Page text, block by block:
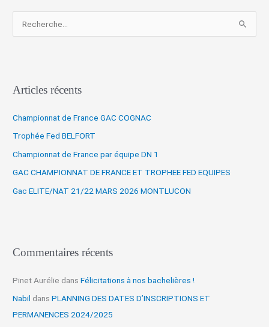
e
c
h
e
r
Articles récents
Championnat de France GAC COGNAC
Trophée Fed BELFORT
Championnat de France par équipe DN 1
GAC CHAMPIONNAT DE FRANCE ET TROPHEE FED EQUIPES
Gac ELITE/NAT 21/22 MARS 2026 MONTLUCON
Commentaires récents
Pinet Aurélie dansFélicitations à nos bachelières !
Nabil dansPLANNING DES DATES D’INSCRIPTIONS ET
PERMANENCES 2024/2025